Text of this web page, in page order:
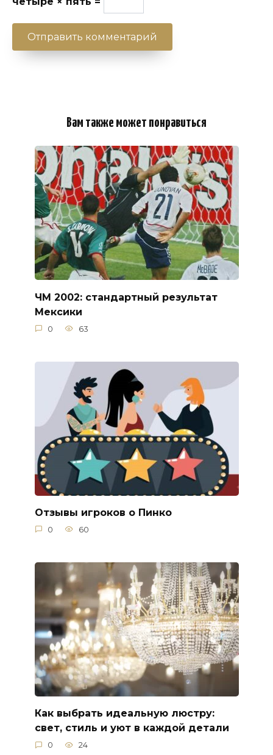
Вам также может понравиться
ЧМ 2002: стандартный результат
Мексики
0 63
Отзывы игроков о Пинко
0 60
Как выбрать идеальную люстру:
свет, стиль и уют в каждой детали
0 24